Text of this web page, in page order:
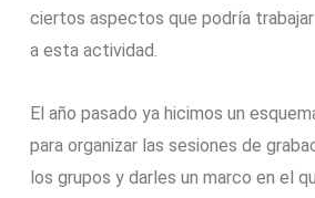
ciertos aspectos que podría
a esta actividad.
El año pasado ya hicimos un
para organizar las sesiones de
los grupos y darles un marco en el